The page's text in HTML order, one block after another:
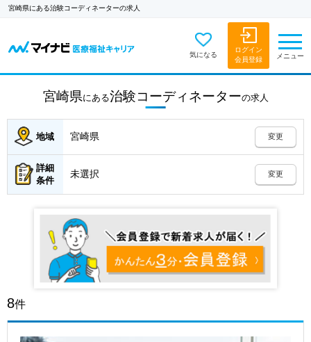
宮崎県にある治験コーディネーターの求人
気になる
ログイン
会員登録
メニュー
宮崎県にある治験コーディネーターの求人
地域 宮崎県 変更
詳細
条件
未選択 変更
8件